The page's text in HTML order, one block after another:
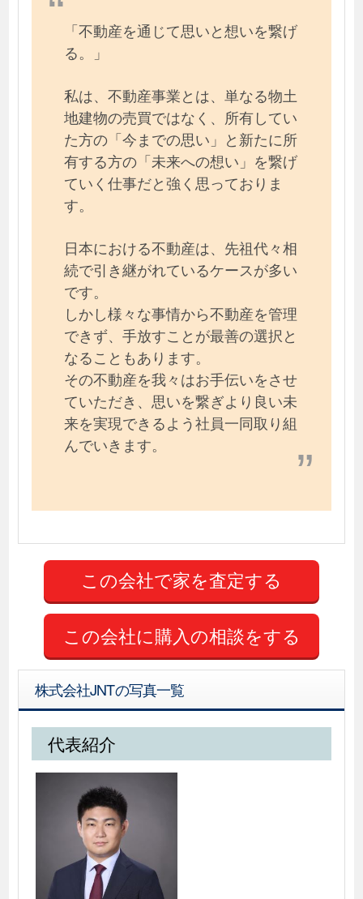
「不動産を通じて思いと想いを繋げ
る。」
私は、不動産事業とは、単なる物土
地建物の売買ではなく、所有してい
た方の「今までの思い」と新たに所
有する方の「未来への想い」を繋げ
ていく仕事だと強く思っておりま
す。
日本における不動産は、先祖代々相
続で引き継がれているケースが多い
です。
しかし様々な事情から不動産を管理
できず、手放すことが最善の選択と
なることもあります。
その不動産を我々はお手伝いをさせ
ていただき、思いを繋ぎより良い未
来を実現できるよう社員一同取り組
んでいきます。
この会社に購入の相談をする
株式会社JNTの写真一覧
代表紹介